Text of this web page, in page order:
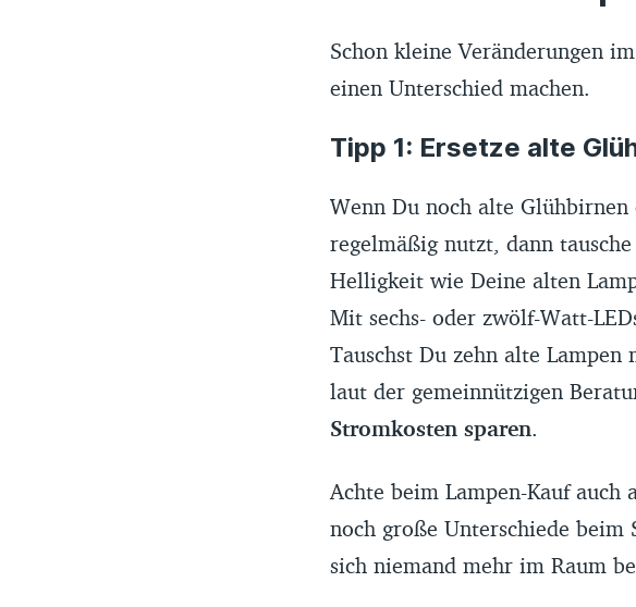
Schon kleine Veränderungen
einen Unterschied machen.
Tipp 1: Ersetze alte
Wenn Du noch alte
regelmäßig nutzt, dann
Helligkeit wie Deine alten
Mit sechs- oder zwölf-Watt-
Tauschst Du zehn alte Lampen
laut der gemeinnützigen
Stromkosten sparen.
Achte beim Lampen-Kauf auch
noch große Unterschiede beim
sich niemand mehr im Raum